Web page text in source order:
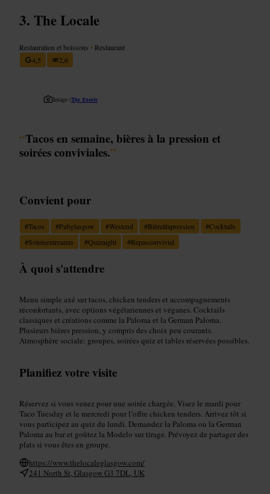
The Locale
Restauration et boissons • Restaurant
4,5
2,6
Image /𝕿𝖍𝖊 𝕷𝖔𝖈𝖆𝖑𝖊
“Tacos en semaine, bières à la pression et
soirées conviviales.”
Convient pour
#Tacos #Pubglasgow #Westend #Bièreàlapression #Cocktails
#Soiréeentreamis #Quiznight #Repasconvivial
À quoi s'attendre
Menu simple axé sur tacos, chicken tenders et accompagnements
réconfortants, avec options végétariennes et véganes. Cocktails
classiques et créations comme la Paloma et la German Paloma.
Plusieurs bières pression, y compris des choix peu courants.
Atmosphère sociale: groupes, soirées quiz et tables réservées possibles.
Planifiez votre visite
Réservez si vous venez pour une soirée chargée. Visez le mardi pour
Taco Tuesday et le mercredi pour l’offre chicken tenders. Arrivez tôt si
vous participez au quiz du lundi. Demandez la Paloma ou la German
Paloma au bar et goûtez la Modelo sur tirage. Prévoyez de partager des
plats si vous êtes en groupe.
https://www.thelocaleglasgow.com/
241 North St, Glasgow G3 7DL, UK